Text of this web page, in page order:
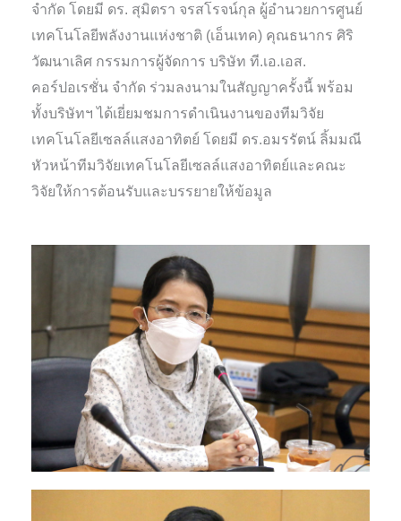
จำกัด โดยมี ดร. สุมิตรา จรสโรจน์กุล ผู้อำนวยการศูนย์
เทคโนโลยีพลังงานแห่งชาติ (เอ็นเทค) คุณธนากร ศิริ
วัฒนาเลิศ กรรมการผู้จัดการ บริษัท ที.เอ.เอส.
คอร์ปอเรชั่น จำกัด ร่วมลงนามในสัญญาครั้งนี้ พร้อม
ทั้งบริษัทฯ ได้เยี่ยมชมการดำเนินงานของทีมวิจัย
เทคโนโลยีเซลล์แสงอาทิตย์ โดยมี ดร.อมรรัตน์ ลิ้มมณี
หัวหน้าทีมวิจัยเทคโนโลยีเซลล์แสงอาทิตย์และคณะ
วิจัยให้การต้อนรับและบรรยายให้ข้อมูล